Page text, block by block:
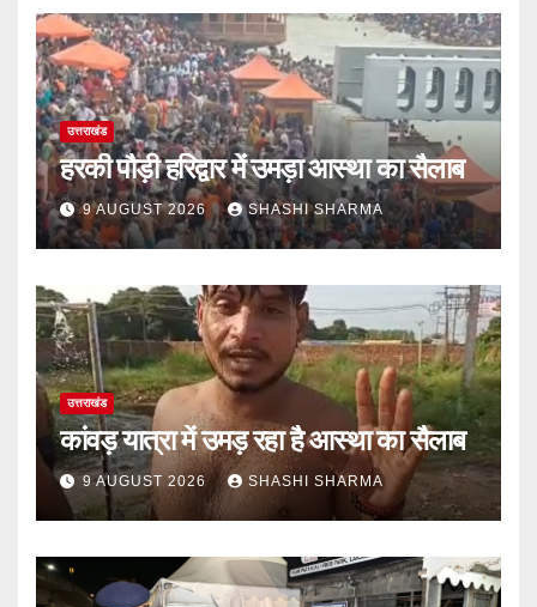
उत्तराखंड
हरकी पौड़ी हरिद्वार में उमड़ा आस्था का सैलाब
9 AUGUST 2026 SHASHI SHARMA
उत्तराखंड
कांवड़ यात्रा में उमड़ रहा है आस्था का सैलाब
9 AUGUST 2026 SHASHI SHARMA